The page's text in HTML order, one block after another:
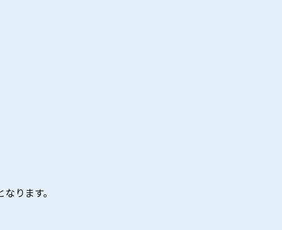
ります。